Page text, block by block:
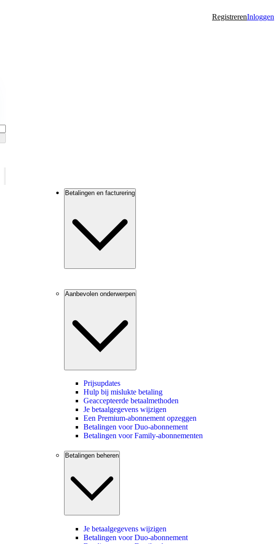
RegistrerenInloggen
Betalingen en facturering
Aanbevolen onderwerpen
Prijsupdates
Hulp bij mislukte betaling
Geaccepteerde betaalmethoden
Je betaalgegevens wijzigen
Een Premium-abonnement opzeggen
Betalingen voor Duo-abonnement
Betalingen voor Family-abonnementen
Betalingen beheren
Je betaalgegevens wijzigen
Betalingen voor Duo-abonnement